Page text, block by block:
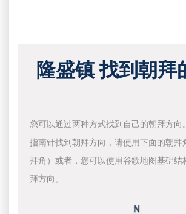
隆盛镇 找到朝拜
您可以通过两种方式找到自己的朝拜方向
指南针找到朝拜方向，请使用下面的朝拜
拜角）或者，您可以使用谷歌地图基础结
拜方向。